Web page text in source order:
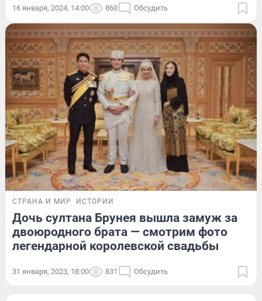
16 января, 2024, 14:00 860 Обсудить
СТРАНА И МИР ИСТОРИИ
Дочь султана Брунея вышла замуж за
двоюродного брата — смотрим фото
легендарной королевской свадьбы
31 января, 2023, 18:00 831 Обсудить